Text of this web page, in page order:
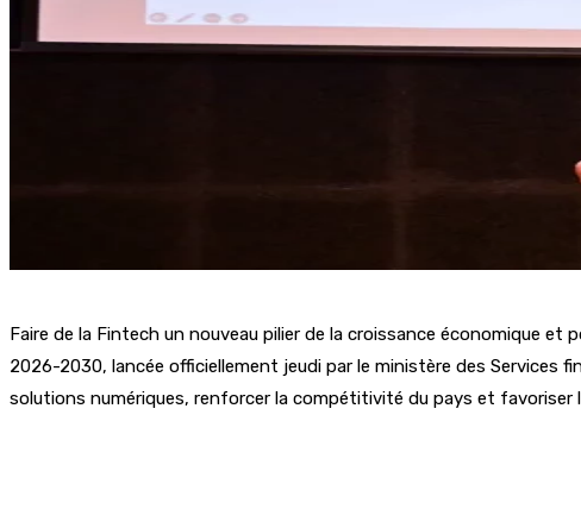
Faire de la Fintech un nouveau pilier de la croissance économique
2026-2030, lancée officiellement jeudi par le ministère des Services
solutions numériques, renforcer la compétitivité du pays et favoriser